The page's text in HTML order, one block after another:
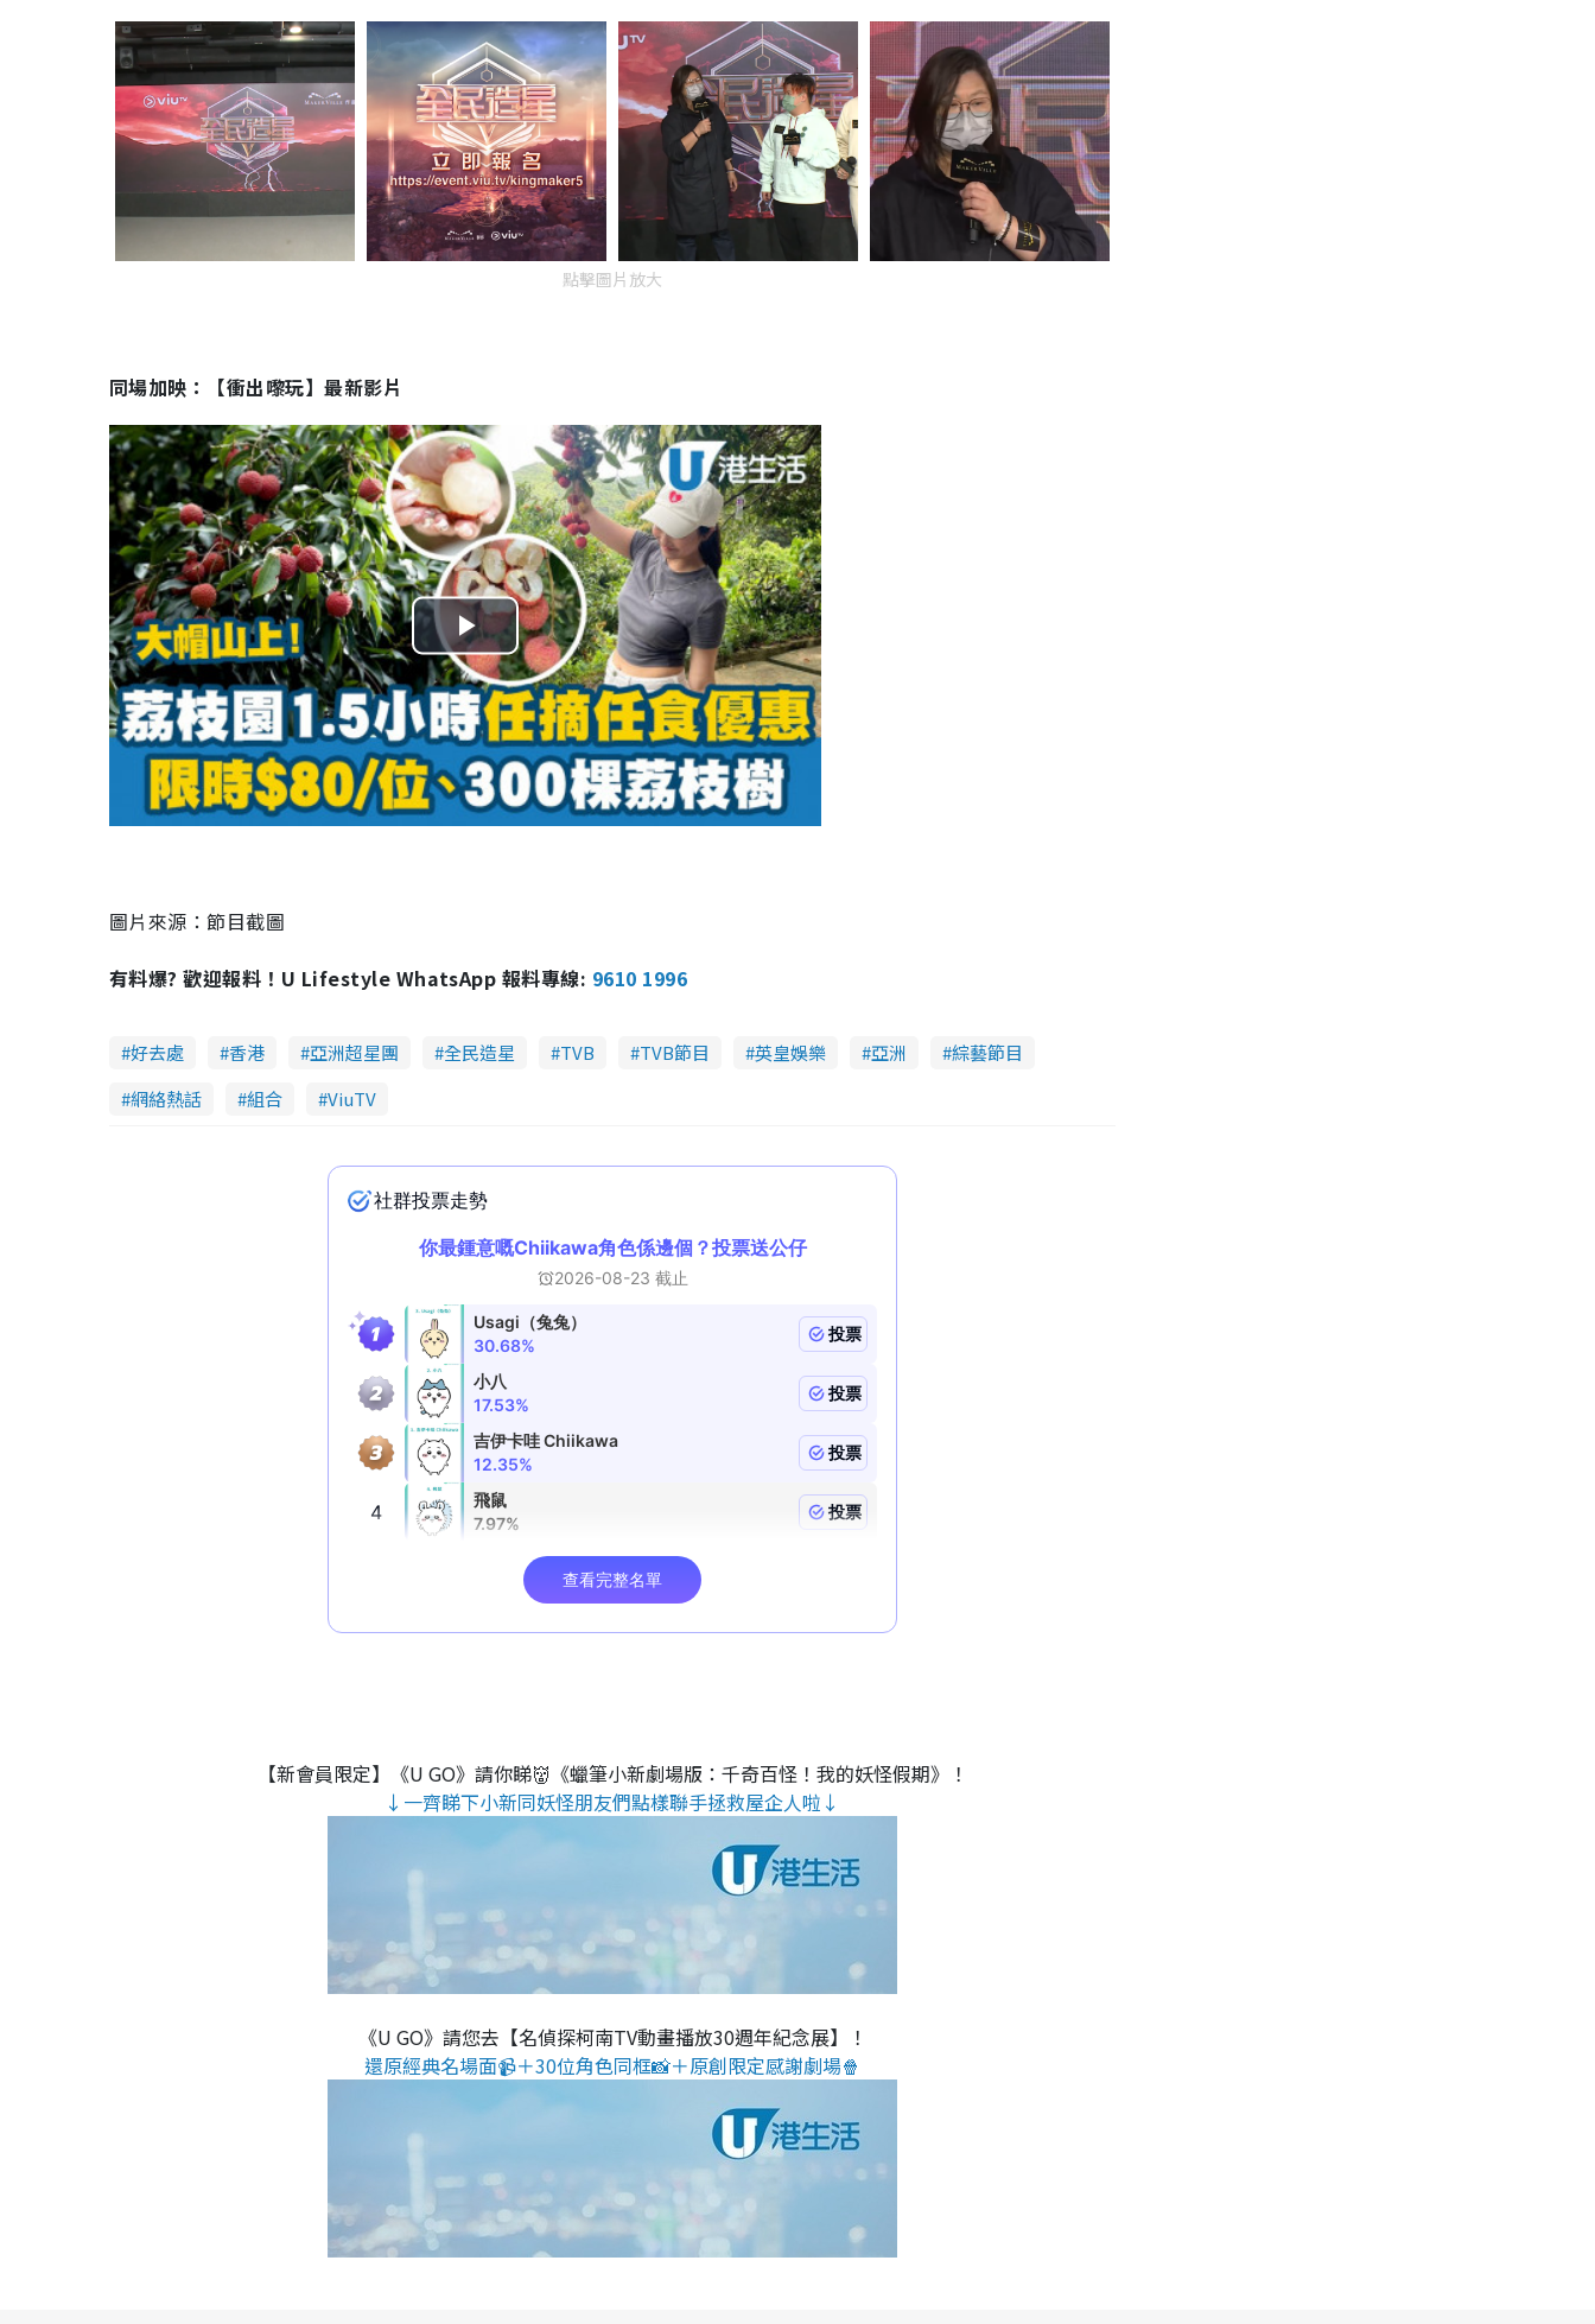
點擊圖片放大
同場加映：【衝出嚟玩】最新影片
P
l
a
y
d
圖片來源：節目截圖
有料爆? 歡迎報料！U Lifestyle WhatsApp 報料專線: 9610 1996
好去處 香港 亞洲超星團 全民造星 TVB TVB節目 英皇娛樂 亞洲
綜藝節目
網絡熱話
組合 ViuTV
【新會員限定】《U GO》請你睇👹《蠟筆小新劇場版：千奇百怪！我的妖怪假期》！
↓一齊睇下小新同妖怪朋友們點樣聯手拯救屋企人啦↓
《U GO》請您去【名偵探柯南TV動畫播放30週年紀念展】！
還原經典名場面📹＋30位角色同框📸＋原創限定感謝劇場🍿